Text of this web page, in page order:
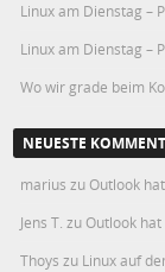
Linux am Dienstag –
Linux am Dienstag –
Wo wir grade beim
NEUESTE
marius zu Outlook
Jens T. zu Outlook
Thoys zu Linux auf